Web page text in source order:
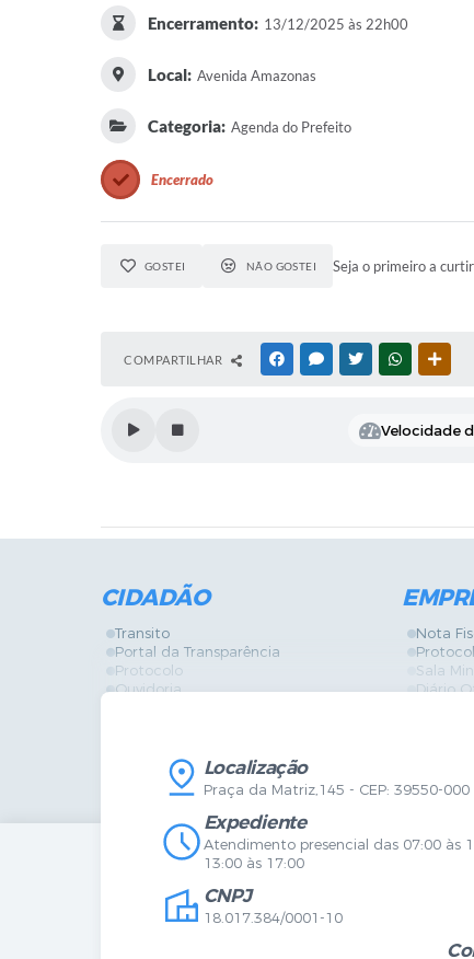
Encerramento: 13/12/2025 às 22h00
Local: Avenida Amazonas
Categoria: Agenda do Prefeito
Encerrado
GOSTEI NÃO GOSTEI Seja o primeiro a
COMPARTILHAR FACEBOOKMESSENGER
TWITTERWHATSAPP
Velocidade
CIDADÃO
Transito
Portal da Transparência
Protocolo
Ouvidoria
Legislação
Diário Oficial
Mapa do Site
Certidões
Agenda de Eventos
Concursos
Telefones Úteis
Nota
Sala
Diário
Serviços
Localização
Praça da Matriz,145 - CEP: 39550-000
Expediente
Atendimento presencial das 07:00 às
13:00 às 17:00
CNPJ
18.017.384/0001-10